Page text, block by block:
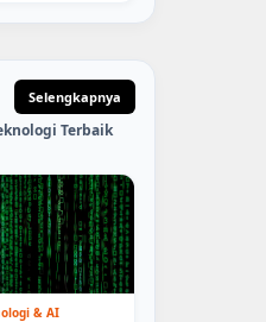
Selengkapnya
Terbaik
& AI